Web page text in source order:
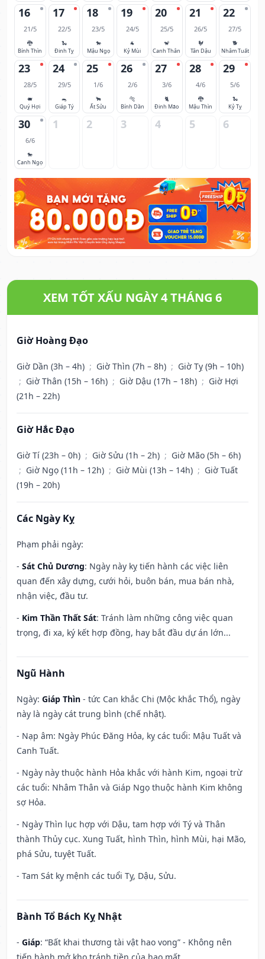
16
21/5
🐉
Bính Thìn
17
22/5
🐍
Đinh Tỵ
18
23/5
🐎
Mậu Ngọ
19
24/5
🐐
Kỷ Mùi
20
25/5
🐒
Canh Thân
21
26/5
🐓
Tân Dậu
22
27/5
🐕
Nhâm Tuất
23
28/5
🐖
Quý Hợi
24
29/5
🐀
Giáp Tý
25
1/6
🐂
Ất Sửu
26
2/6
🐅
Bính Dần
27
3/6
🐈
Đinh Mão
28
4/6
🐉
Mậu Thìn
29
5/6
🐍
Kỷ Tỵ
30
6/6
🐎
Canh Ngọ
1 2 3 4 5 6
XEM TỐT XẤU NGÀY 4 THÁNG 6
Giờ Hoàng Đạo
Giờ Dần (3h – 4h) ; Giờ Thìn (7h – 8h) ; Giờ Tỵ (9h – 10h)
; Giờ Thân (15h – 16h) ; Giờ Dậu (17h – 18h) ; Giờ Hợi
(21h – 22h)
Giờ Hắc Đạo
Giờ Tí (23h – 0h) ; Giờ Sửu (1h – 2h) ; Giờ Mão (5h – 6h)
; Giờ Ngọ (11h – 12h) ; Giờ Mùi (13h – 14h) ; Giờ Tuất
(19h – 20h)
Các Ngày Kỵ
Phạm phải ngày:
- Sát Chủ Dương: Ngày này kỵ tiến hành các việc liên
quan đến xây dựng, cưới hỏi, buôn bán, mua bán nhà,
nhận việc, đầu tư.
- Kim Thần Thất Sát: Tránh làm những công việc quan
trọng, đi xa, ký kết hợp đồng, hay bắt đầu dự án lớn...
Ngũ Hành
Ngày: Giáp Thìn - tức Can khắc Chi (Mộc khắc Thổ), ngày
này là ngày cát trung bình (chế nhật).
- Nạp âm: Ngày Phúc Đăng Hỏa, kỵ các tuổi: Mậu Tuất và
Canh Tuất.
- Ngày này thuộc hành Hỏa khắc với hành Kim, ngoại trừ
các tuổi: Nhâm Thân và Giáp Ngọ thuộc hành Kim không
sợ Hỏa.
- Ngày Thìn lục hợp với Dậu, tam hợp với Tý và Thân
thành Thủy cục. Xung Tuất, hình Thìn, hình Mùi, hại Mão,
phá Sửu, tuyệt Tuất.
- Tam Sát kỵ mệnh các tuổi Tỵ, Dậu, Sửu.
Bành Tổ Bách Kỵ Nhật
- Giáp: “Bất khai thương tài vật hao vong” - Không nên